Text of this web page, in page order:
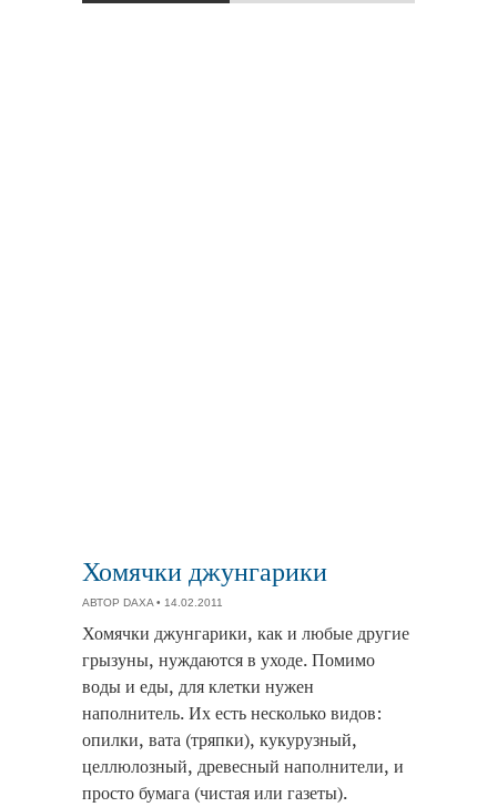
Хомячки джунгарики
АВТОР DAXA • 14.02.2011
Хомячки джунгарики, как и любые другие
грызуны, нуждаются в уходе. Помимо
воды и еды, для клетки нужен
наполнитель. Их есть несколько видов:
опилки, вата (тряпки), кукурузный,
целлюлозный, древесный наполнители, и
просто бумага (чистая или газеты).